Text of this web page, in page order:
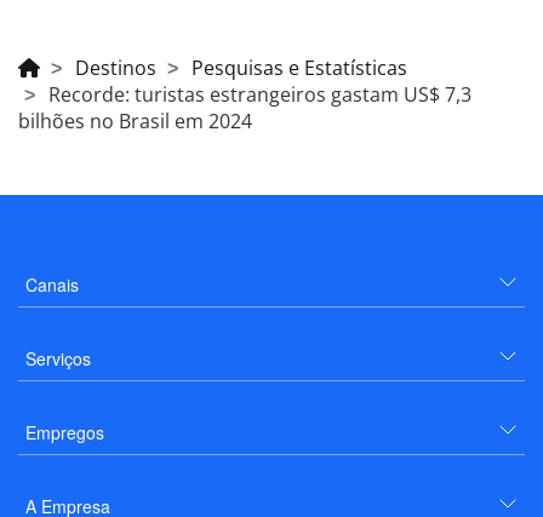
Destinos
Pesquisas e Estatísticas
Recorde: turistas estrangeiros gastam US$ 7,3
bilhões no Brasil em 2024
Canais
Serviços
Empregos
A Empresa